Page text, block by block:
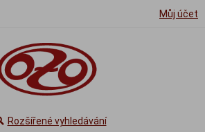
Můj účet
Rozšířené vyhledávání